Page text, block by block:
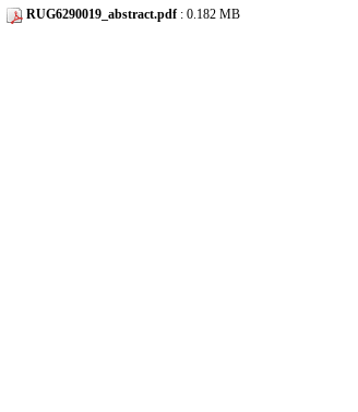
RUG6290019_abstract.pdf : 0.182 MB